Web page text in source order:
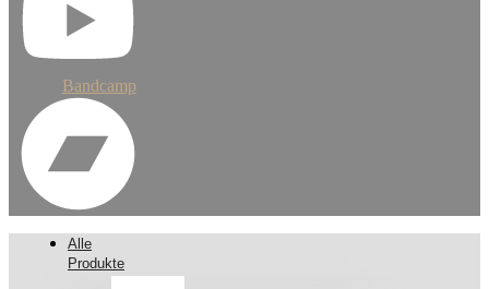
Bandcamp
Alle
Produkte